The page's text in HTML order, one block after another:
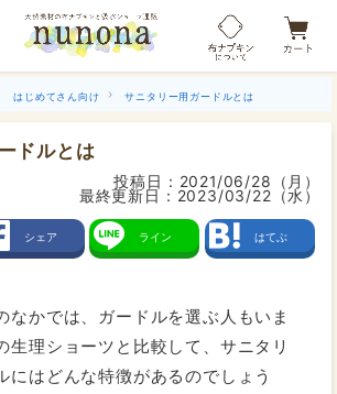
はじめてさん向け サニタリー用ガードルとは
ドルとは
投稿日： 2021/06/28（月）
最終更新日： 2023/03/22（水）
シェア ライン はてぶ
なかでは、ガードルを選ぶ人もいま
生理ショーツと比較して、サニタリ
にはどんな特徴があるのでしょう